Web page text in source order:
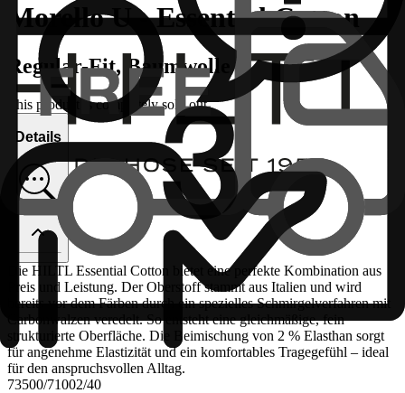
Morello U - Essential Cotton
Regular-Fit, Baumwolle
This product is completely sold out
Details
Die HILTL Essential Cotton bietet eine perfekte Kombination aus
Preis und Leistung. Der Oberstoff stammt aus Italien und wird
bereits vor dem Färben durch ein spezielles Schmirgelverfahren mit
Carbonwalzen veredelt. So entsteht eine gleichmäßige, fein
strukturierte Oberfläche. Die Beimischung von 2 % Elasthan sorgt
für angenehme Elastizität und ein komfortables Tragegefühl – ideal
für den anspruchsvollen Alltag.
73500/71002/40